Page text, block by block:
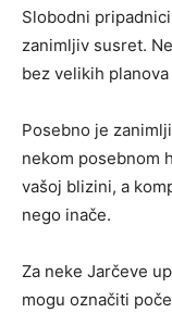
Slobodni
zanimljiv susret.
bez velikih
Posebno je
nekom posebnom
vašoj blizini, a
nego inače.
Za neke Jarčeve
mogu označiti